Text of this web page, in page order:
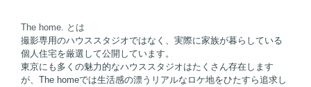
The home. とは
撮影専用のハウススタジオではなく、実際に家族が暮らしている
個人住宅を厳選して公開しています。
東京にも多くの魅力的なハウススタジオはたくさん存在します
が、The homeでは生活感の漂うリアルなロケ地をひたすら追求し